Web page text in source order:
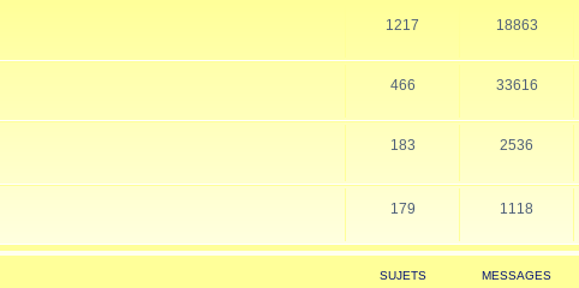
1217 18863
466 33616
183 2536
179 1118
SUJETS MESSAGES